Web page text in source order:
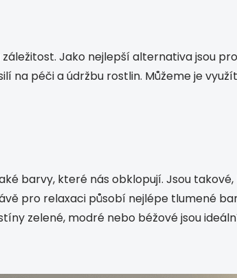
Jako nejlepší alternativa jsou
na péči a údržbu rostlin. Můžeme je
barvy, které nás obklopují. Jsou
pro relaxaci působí nejlépe tlumené
zelené, modré nebo béžové jsou